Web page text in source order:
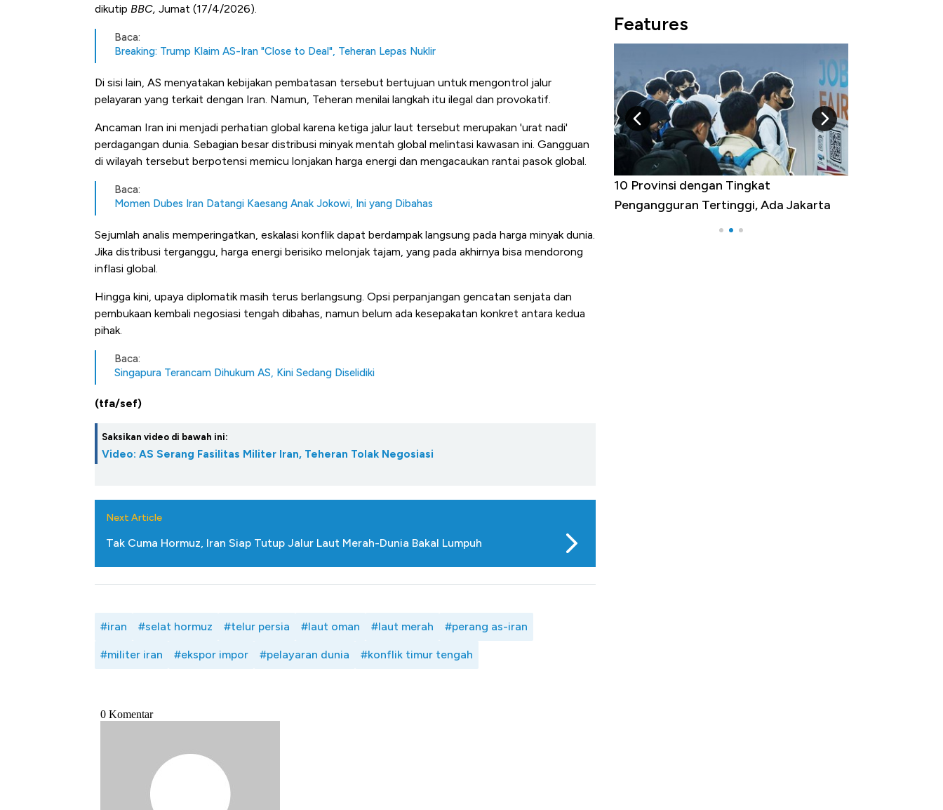
dikutip BBC, Jumat (17/4/2026).
Baca:
Breaking: Trump Klaim AS-Iran "Close to Deal", Teheran Lepas Nuklir
Di sisi lain, AS menyatakan kebijakan pembatasan tersebut bertujuan untuk mengontrol jalur
pelayaran yang terkait dengan Iran. Namun, Teheran menilai langkah itu ilegal dan provokatif.
Ancaman Iran ini menjadi perhatian global karena ketiga jalur laut tersebut merupakan 'urat nadi'
perdagangan dunia. Sebagian besar distribusi minyak mentah global melintasi kawasan ini. Gangguan
di wilayah tersebut berpotensi memicu lonjakan harga energi dan mengacaukan rantai pasok global.
Baca:
Momen Dubes Iran Datangi Kaesang Anak Jokowi, Ini yang Dibahas
Sejumlah analis memperingatkan, eskalasi konflik dapat berdampak langsung pada harga minyak dunia.
Jika distribusi terganggu, harga energi berisiko melonjak tajam, yang pada akhirnya bisa mendorong
inflasi global.
Hingga kini, upaya diplomatik masih terus berlangsung. Opsi perpanjangan gencatan senjata dan
pembukaan kembali negosiasi tengah dibahas, namun belum ada kesepakatan konkret antara kedua
pihak.
Baca:
Singapura Terancam Dihukum AS, Kini Sedang Diselidiki
(tfa/sef)
Saksikan video di bawah ini:
Video: AS Serang Fasilitas Militer Iran, Teheran Tolak Negosiasi
Next Article
Tak Cuma Hormuz, Iran Siap Tutup Jalur Laut Merah-Dunia Bakal Lumpuh
#iran #selat hormuz #telur persia #laut oman #laut merah #perang as-iran
#militer iran #ekspor impor #pelayaran dunia #konflik timur tengah
Features
Tembaga Terbang ke Zona Berbahaya
Pengangguran Tertinggi, Ada Jakarta
Bukan AS, Ini 15 Pemerintah dengan
Belanja Terbesar di Dunia